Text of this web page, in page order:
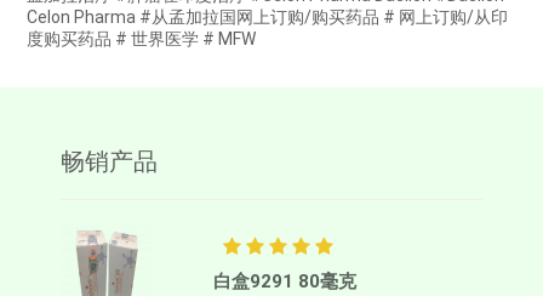
Celon Pharma #从孟加拉国网上订购/购买药品 # 网上订购/从印
度购买药品 # 世界医学 # MFW
畅销产品
白盒9291 80毫克